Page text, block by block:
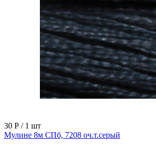
30 Р / 1 шт
Мулине 8м СПб, 7208 оч.т.серый